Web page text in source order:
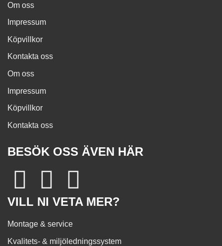
Om oss
Impressum
Köpvillkor
Kontakta oss
Om oss
Impressum
Köpvillkor
Kontakta oss
BESÖK OSS ÄVEN HÄR
VILL NI VETA MER?
Montage & service
Kvalitets- & miljöledningssystem